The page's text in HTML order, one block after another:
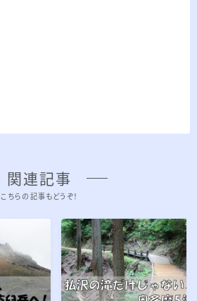
関連記事
こちらの記事もどうぞ！